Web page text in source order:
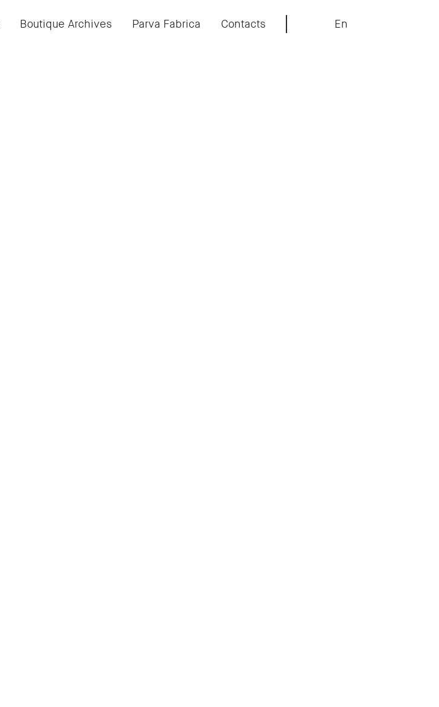
Boutique Archives Parva Fabrica Contacts En